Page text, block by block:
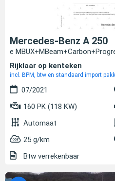
Mercedes-Benz A 250
e
Rijklaar op kenteken
incl. BPM, btw en standaard import
07/2021
160 PK (118 KW)
Automaat
25 g/km
Btw verrekenbaar